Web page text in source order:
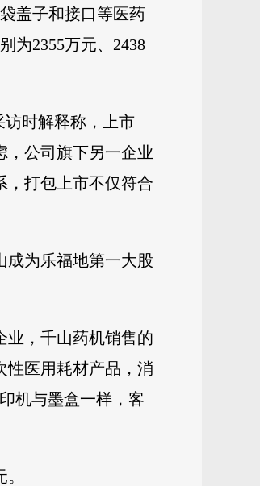
盖子和接口等医药
为2355万元、2438
访时解释称，上市
，公司旗下另一企业
，打包上市不仅符合
成为乐福地第一大股
业，千山药机销售的
性医用耗材产品，消
机与墨盒一样，客